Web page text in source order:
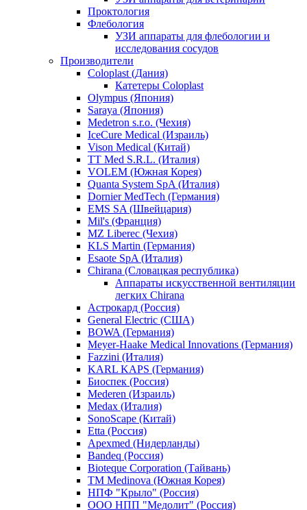
Проктология
Флебология
УЗИ аппараты для флебологии и
исследования сосудов
Производители
Coloplast (Дания)
Катетеры Coloplast
Olympus (Япония)
Saraya (Япония)
Medetron s.r.o. (Чехия)
IceCure Medical (Израиль)
Vison Medical (Китай)
TT Med S.R.L. (Италия)
VOLEM (Южная Корея)
Quanta System SpA (Италия)
Dornier MedTech (Германия)
EMS SA (Швейцария)
Mil's (Франция)
MZ Liberec (Чехия)
KLS Martin (Германия)
Esaote SpA (Италия)
Chirana (Словацкая республика)
Аппараты искусственной вентиляции
легких Chirana
Астрокард (Россия)
General Electric (США)
BOWA (Германия)
Meyer-Haake Medical Innovations (Германия)
Fazzini (Италия)
KARL KAPS (Германия)
Биоспек (Россия)
Mederen (Израиль)
Medax (Италия)
SonoScape (Китай)
Etta (Россия)
Apexmed (Нидерланды)
Bandeq (Россия)
Bioteque Corporation (Тайвань)
TM Medinova (Южная Корея)
НПФ "Крыло" (Россия)
ООО НПП "Медолит" (Россия)